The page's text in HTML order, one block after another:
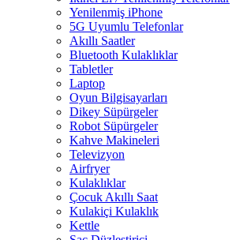
Yenilenmiş iPhone
5G Uyumlu Telefonlar
Akıllı Saatler
Bluetooth Kulaklıklar
Tabletler
Laptop
Oyun Bilgisayarları
Dikey Süpürgeler
Robot Süpürgeler
Kahve Makineleri
Televizyon
Airfryer
Kulaklıklar
Çocuk Akıllı Saat
Kulakiçi Kulaklık
Kettle